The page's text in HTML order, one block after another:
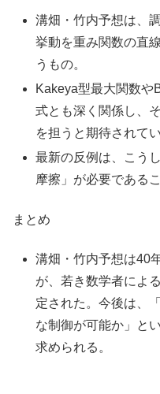
溝畑・竹内予想は、
挙動を重み関数の直
うもの。
Kakeya型最大関数や
式とも深く関係し、
を担うと期待されてい
最新の反例は、こう
摩擦」が必要である
まとめ
溝畑・竹内予想は40
が、若き数学者によ
定された。今後は、
な制御が可能か」と
求められる。